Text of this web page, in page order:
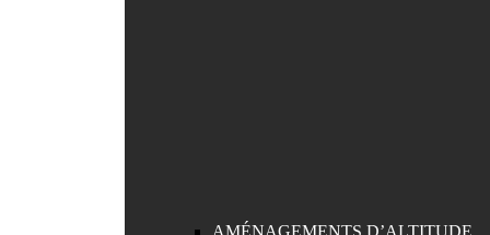
AMÉNAGEMENTS D’ALTITUDE